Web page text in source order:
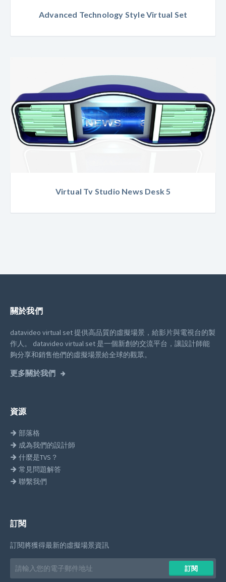
Advanced Technology Style Virtual Set
Virtual Tv Studio News Desk 5
關於我們
datavideo virtual set 提供高品質的虛擬場景，給影片與電視台的製
作人。
datavideo virtual set 是一個新創的交流平台，讓設計師能
夠分享和銷售他們的虛擬場景給全球的觀眾。
更多關於我們
資源
部落格
成為我們的設計師
什麼是TVS？
常見問題解答
聯繫我們
訂閱
訂閱將獲得最新的虛擬場景資訊
Email
address
訂閱